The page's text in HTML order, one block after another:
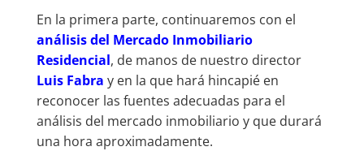
En la primera parte, continuaremos con el
análisis del Mercado Inmobiliario
Residencial, de manos de nuestro director
Luis Fabra y en la que hará hincapié en
reconocer las fuentes adecuadas para el
análisis del mercado inmobiliario y que durará
una hora aproximadamente.